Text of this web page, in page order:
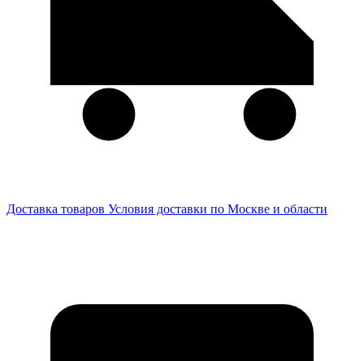
Доставка товаров Условия доставки по Москве и области